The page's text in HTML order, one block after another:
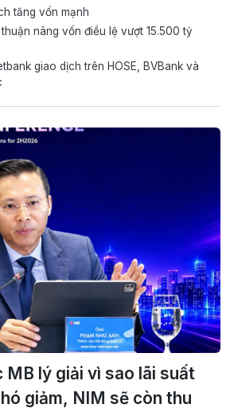
tăng vốn mạnh
nâng vốn điều lệ vượt 15.500 tỷ
giao dịch trên HOSE, BVBank và
MB lý giải vì sao lãi suất
giảm, NIM sẽ còn thu